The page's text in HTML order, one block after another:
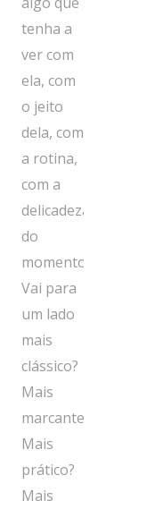
tenha a
ver com
ela, com
o jeito
dela, com
a rotina,
com a
delicadeza
do
momento.
Vai para
um lado
mais
clássico?
Mais
marcante?
Mais
prático?
Mais